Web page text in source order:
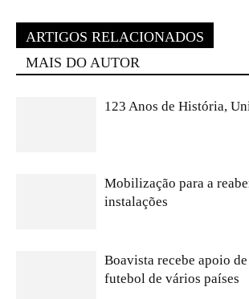
ARTIGOS RELACIONADOS
MAIS DO AUTOR
123 Anos de História,
Mobilização para a
instalações
Boavista recebe apoio
futebol de vários países